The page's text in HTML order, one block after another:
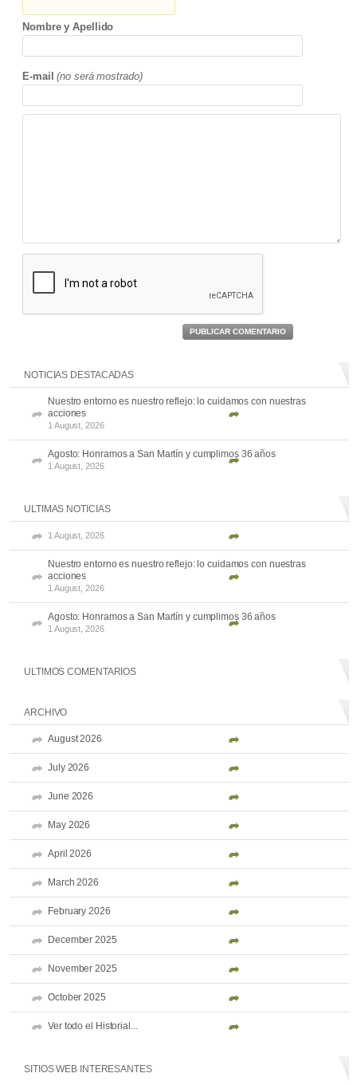
Nombre y Apellido
E-mail (no será mostrado)
PUBLICAR COMENTARIO
NOTICIAS DESTACADAS
Nuestro entorno es nuestro reflejo: lo cuidamos con nuestras
acciones
1 August, 2026
Agosto: Honramos a San Martín y cumplimos 36 años
1 August, 2026
ULTIMAS NOTICIAS
1 August, 2026
Nuestro entorno es nuestro reflejo: lo cuidamos con nuestras
acciones
1 August, 2026
Agosto: Honramos a San Martín y cumplimos 36 años
1 August, 2026
ULTIMOS COMENTARIOS
ARCHIVO
August 2026
July 2026
June 2026
May 2026
April 2026
March 2026
February 2026
December 2025
November 2025
October 2025
Ver todo el Historial...
SITIOS WEB INTERESANTES